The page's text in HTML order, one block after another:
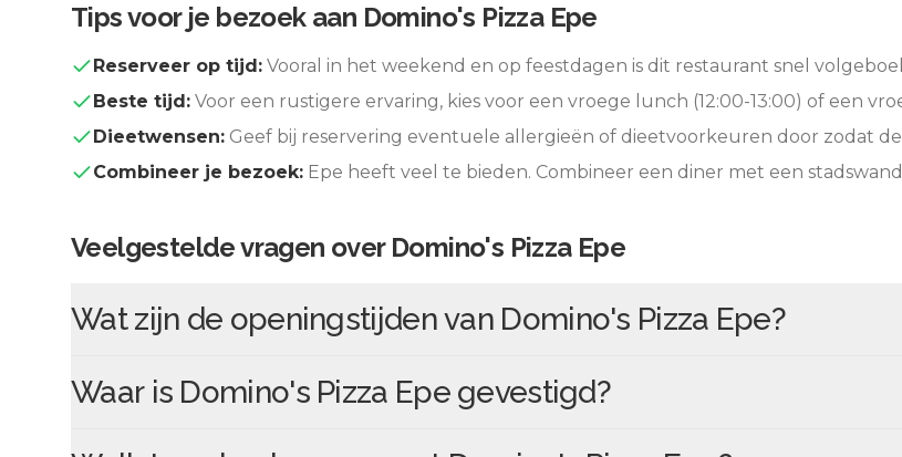
Tips voor je bezoek aan Domino's Pizza Epe
Reserveer op tijd: Vooral in het weekend en op feestdagen is dit restaurant snel
Beste tijd: Voor een rustigere ervaring, kies voor een vroege lunch (12:00-13:00) of een
Dieetwensen: Geef bij reservering eventuele allergieën of dieetvoorkeuren door zodat
Combineer je bezoek: Epe heeft veel te bieden. Combineer een diner met een
Veelgestelde vragen over Domino's Pizza Epe
Wat zijn de openingstijden van Domino's Pizza Epe?
Waar is Domino's Pizza Epegevestigd?